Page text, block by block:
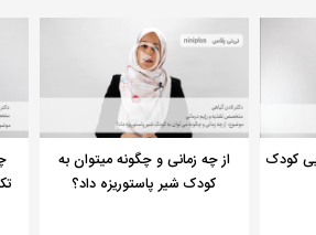
کودک
از چه زمانی و چگونه میتوان به
کودک شیر پاستوریزه داد؟